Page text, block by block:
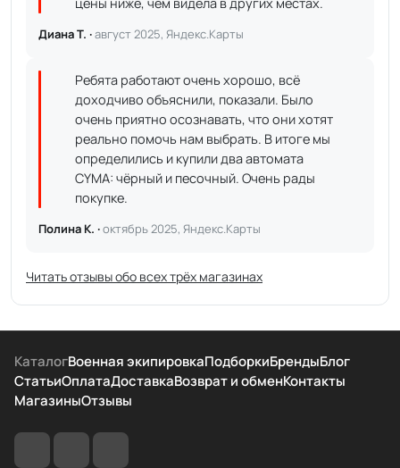
Диана Т. ·август 2025, Яндекс.Карты
Ребята работают очень хорошо, всё
доходчиво объяснили, показали. Было
очень приятно осознавать, что они хотят
реально помочь нам выбрать. В итоге мы
определились и купили два автомата
CYMA: чёрный и песочный. Очень рады
покупке.
Полина К. ·октябрь 2025, Яндекс.Карты
Читать отзывы обо всех трёх магазинах
КаталогВоенная экипировкаПодборкиБрендыБлог
СтатьиОплатаДоставкаВозврат и обменКонтакты
МагазиныОтзывы